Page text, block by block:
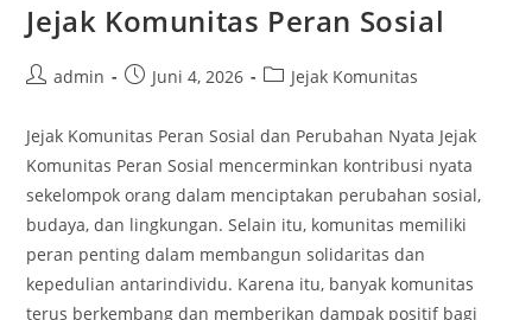
Jejak Komunitas Peran Sosial
Postadmin
PostJuni 4, 2026
PostJejak Komunitas
Jejak Komunitas Peran Sosial dan Perubahan Nyata Jejak
Komunitas Peran Sosial mencerminkan kontribusi nyata
sekelompok orang dalam menciptakan perubahan sosial,
budaya, dan lingkungan. Selain itu, komunitas memiliki
peran penting dalam membangun solidaritas dan
kepedulian antarindividu. Karena itu, banyak komunitas
terus berkembang dan memberikan dampak positif bagi